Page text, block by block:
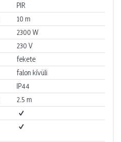
PIR
10 m
2300 W
230 V
fekete
falon kívüli
IP44
2.5 m